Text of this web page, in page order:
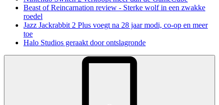
Beast of Reincarnation review - Sterke wolf in een zwakke
roedel
Jazz Jackrabbit 2 Plus voegt na 28 jaar modi, co-op en meer
toe
Halo Studios geraakt door ontslagronde